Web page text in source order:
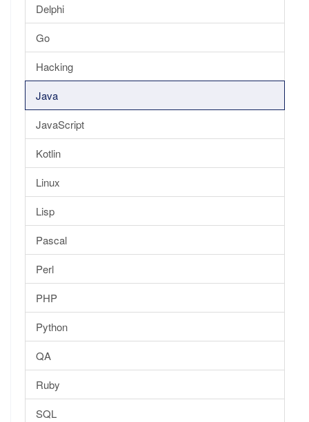
Delphi
Go
Hacking
Java
JavaScript
Kotlin
Linux
Lisp
Pascal
Perl
PHP
Python
QA
Ruby
SQL